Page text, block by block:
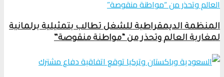
المنظمة الديمقراطية للشغل تطالب بتمثيلية برلمانية
لمغاربة العالم وتحذر من “مواطنة منقوصة”